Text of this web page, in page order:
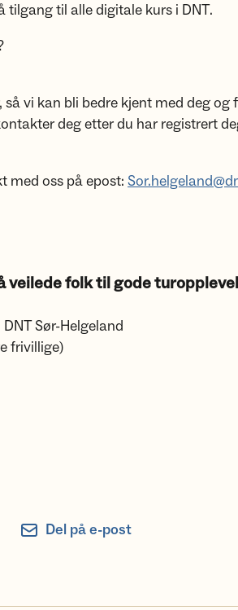
tilgang til alle digitale kurs i DNT.
så vi kan bli bedre kjent med deg og
deg etter du har registrert
med oss på epost:
veilede folk til gode
Sør-Helgeland
frivillige)
Del på e-post